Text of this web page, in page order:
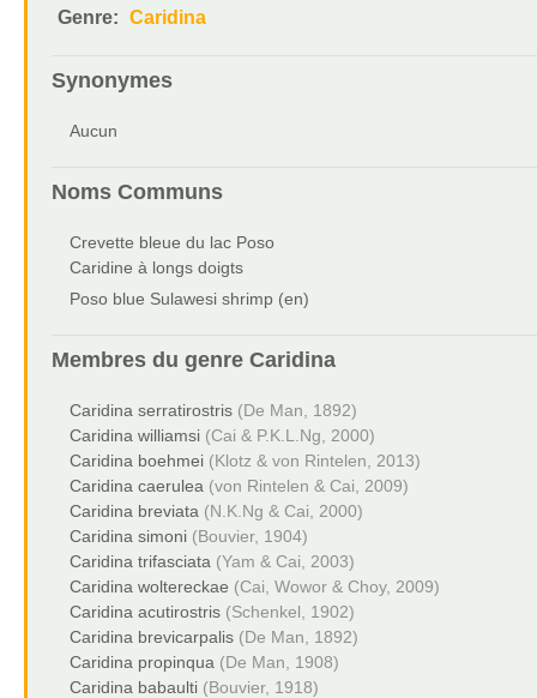
Genre: Caridina
Synonymes
Aucun
Noms Communs
Crevette bleue du lac Poso
Caridine à longs doigts
Poso blue Sulawesi shrimp (en)
Membres du genre Caridina
Caridina serratirostris (De Man, 1892)
Caridina williamsi (Cai & P.K.L.Ng, 2000)
Caridina boehmei (Klotz & von Rintelen, 2013)
Caridina caerulea (von Rintelen & Cai, 2009)
Caridina breviata (N.K.Ng & Cai, 2000)
Caridina simoni (Bouvier, 1904)
Caridina trifasciata (Yam & Cai, 2003)
Caridina woltereckae (Cai, Wowor & Choy, 2009)
Caridina acutirostris (Schenkel, 1902)
Caridina brevicarpalis (De Man, 1892)
Caridina propinqua (De Man, 1908)
Caridina babaulti (Bouvier, 1918)